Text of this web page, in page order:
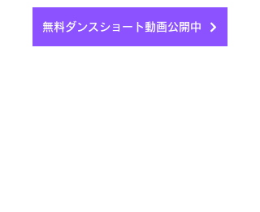
無料ダンスショート動画公開中